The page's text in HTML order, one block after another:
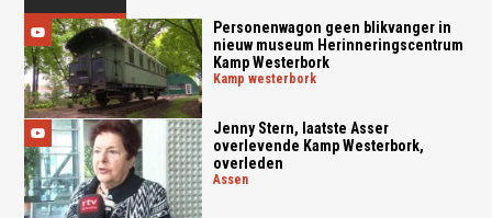
Personenwagon geen blikvanger in
nieuw museum Herinneringscentrum
Kamp Westerbork
kamp westerbork
Jenny Stern, laatste Asser
overlevende Kamp Westerbork,
overleden
assen